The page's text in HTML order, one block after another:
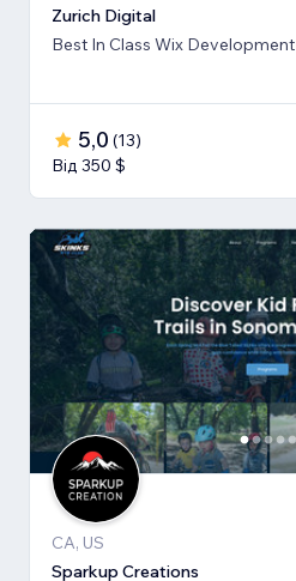
Zurich Digital
Best In Class Wix Development
5,0 (13)
Від 350 $
CA, US
Sparkup Creations